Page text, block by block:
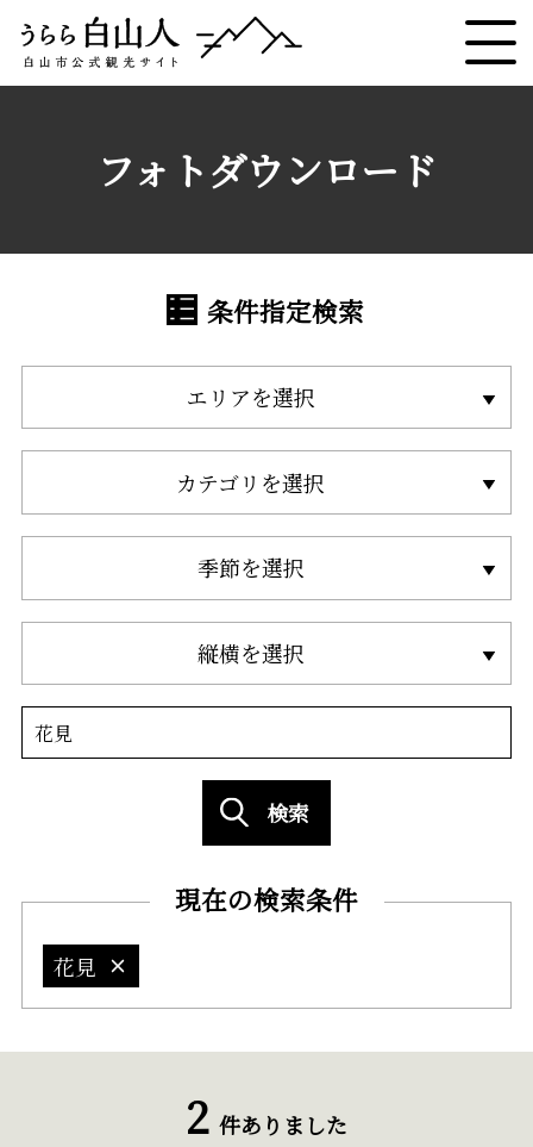
フォトダウンロード
条件指定検索
エリアを選択
カテゴリを選択
季節を選択
縦横を選択
検索
現在の検索条件
花見
2 件ありました